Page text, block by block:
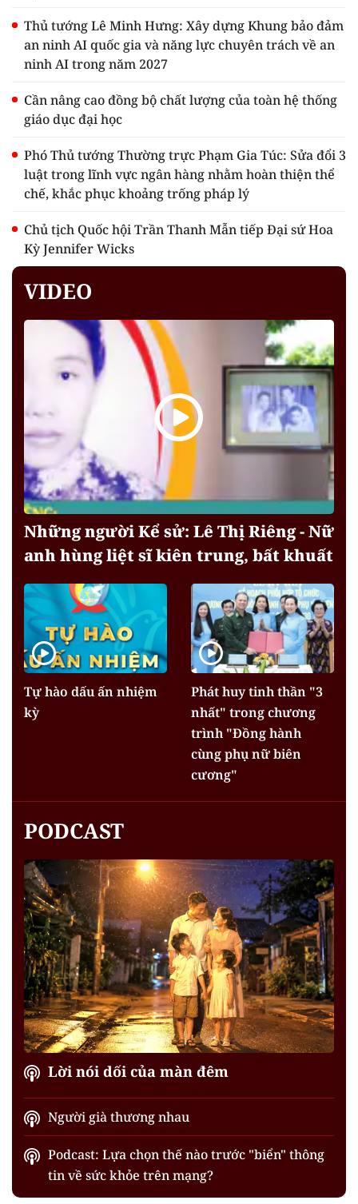
Thủ tướng Lê Minh Hưng: Xây dựng Khung bảo đảm
an ninh AI quốc gia và năng lực chuyên trách về an
ninh AI trong năm 2027
Cần nâng cao đồng bộ chất lượng của toàn hệ thống
giáo dục đại học
Phó Thủ tướng Thường trực Phạm Gia Túc: Sửa đổi 3
luật trong lĩnh vực ngân hàng nhằm hoàn thiện thể
chế, khắc phục khoảng trống pháp lý
Chủ tịch Quốc hội Trần Thanh Mẫn tiếp Đại sứ Hoa
Kỳ Jennifer Wicks
VIDEO
Những người Kể sử: Lê Thị Riêng - Nữ
anh hùng liệt sĩ kiên trung, bất khuất
Tự hào dấu ấn nhiệm
kỳ
Phát huy tinh thần "3
nhất" trong chương
trình "Đồng hành
cùng phụ nữ biên
cương"
PODCAST
Lời nói dối của màn đêm
Người già thương nhau
Podcast: Lựa chọn thế nào trước "biển" thông
tin về sức khỏe trên mạng?